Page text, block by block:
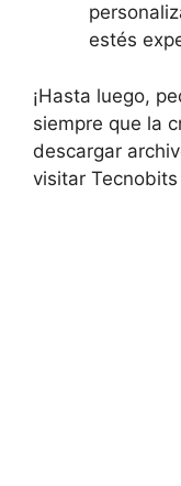
estés
¡Hasta luego,
siempre que la
descargar
visitar